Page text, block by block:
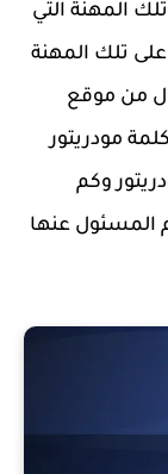
المهنة التي
تلك المهنة
من موقع
مودريتور
وكم
المسئول عنها